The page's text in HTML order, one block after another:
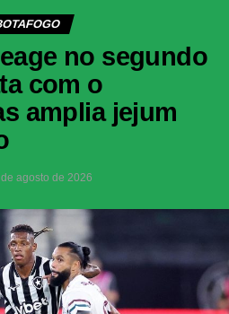
no segundo
com o
amplia jejum
agosto de 2026